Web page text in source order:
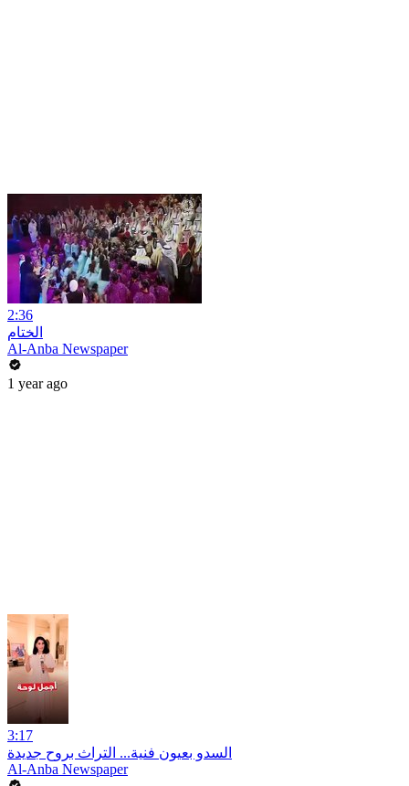
2:36
الختام
Al-Anba Newspaper
1 year ago
3:17
السدو بعيون فنية... التراث بروح جديدة
Al-Anba Newspaper